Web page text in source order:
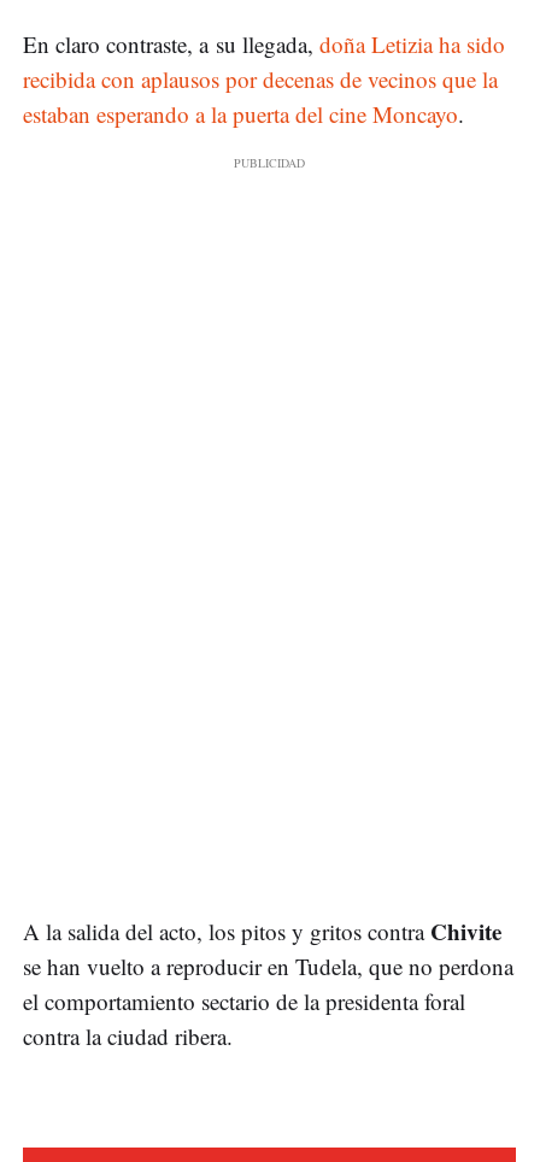
En claro contraste, a su llegada, doña Letizia ha sido
recibida con aplausos por decenas de vecinos que la
estaban esperando a la puerta del cine Moncayo.
A la salida del acto, los pitos y gritos contra Chivite
se han vuelto a reproducir en Tudela, que no perdona
el comportamiento sectario de la presidenta foral
contra la ciudad ribera.